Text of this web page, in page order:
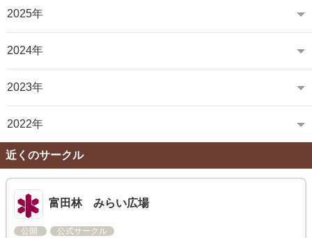
2025年
2024年
2023年
2022年
近くのサークル
富田林 みらい広場
公開 公式サークル